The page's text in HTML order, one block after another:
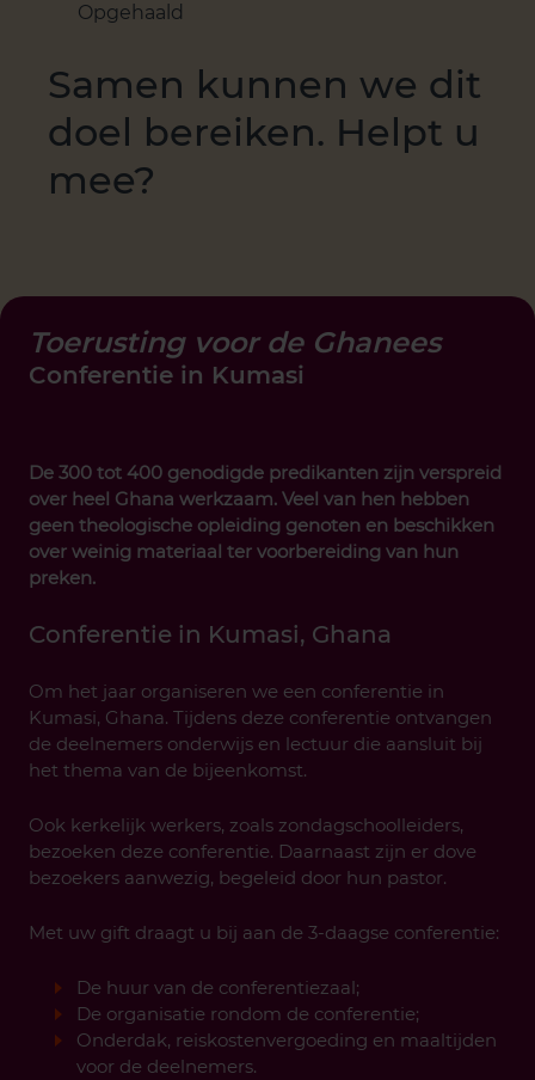
Opgehaald
Samen kunnen we dit
doel bereiken. Helpt u
mee?
Toerusting voor de Ghanees
Conferentie in Kumasi
De 300 tot 400 genodigde predikanten zijn verspreid
over heel Ghana werkzaam. Veel van hen hebben
geen theologische opleiding genoten en beschikken
over weinig materiaal ter voorbereiding van hun
preken.
Conferentie in Kumasi, Ghana
Om het jaar organiseren we een conferentie in
Kumasi, Ghana. Tijdens deze conferentie ontvangen
de deelnemers onderwijs en lectuur die aansluit bij
het thema van de bijeenkomst.
Ook kerkelijk werkers, zoals zondagschoolleiders,
bezoeken deze conferentie. Daarnaast zijn er dove
bezoekers aanwezig, begeleid door hun pastor.
Met uw gift draagt u bij aan de 3-daagse conferentie:
De huur van de conferentiezaal;
De organisatie rondom de conferentie;
Onderdak, reiskostenvergoeding en maaltijden
voor de deelnemers.